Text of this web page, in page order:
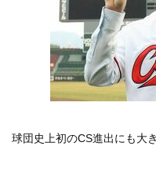
球団史上初のCS進出にも大